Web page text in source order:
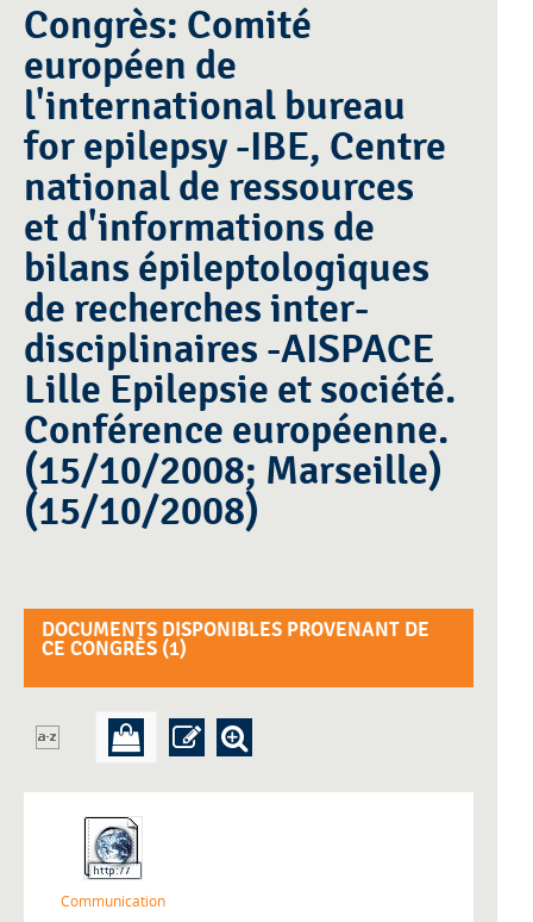
Congrès: Comité
européen de
l'international bureau
for epilepsy -IBE, Centre
national de ressources
et d'informations de
bilans épileptologiques
de recherches inter-
disciplinaires -AISPACE
Lille Epilepsie et société.
Conférence européenne.
(15/10/2008; Marseille)
(15/10/2008)
DOCUMENTS DISPONIBLES PROVENANT DE
CE CONGRÈS (1)
Communication